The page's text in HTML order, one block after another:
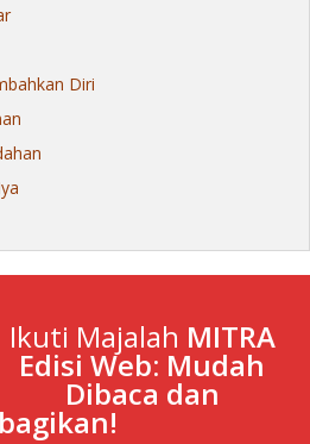
Diri
Ikuti Majalah MITRA
Edisi Web: Mudah
Dibaca dan